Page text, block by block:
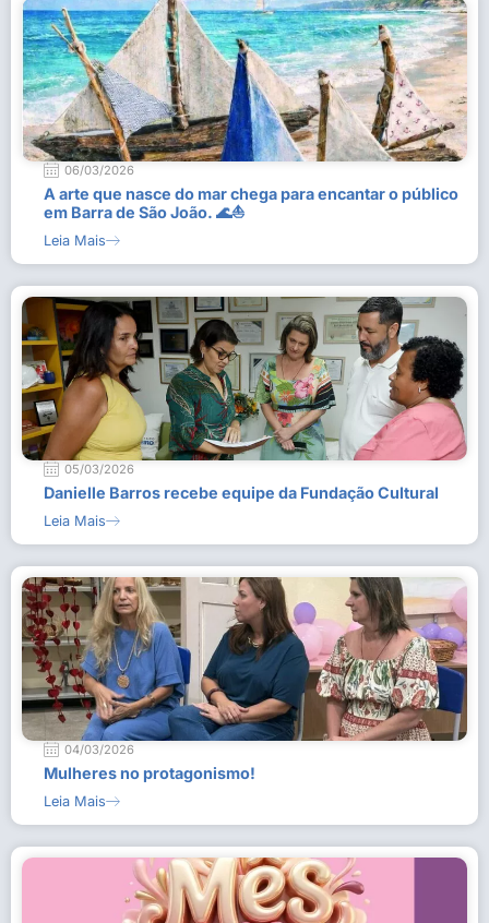
06/03/2026
A arte que nasce do mar chega para encantar o público
em Barra de São João. 🌊⛵
Leia Mais
05/03/2026
Danielle Barros recebe equipe da Fundação Cultural
Leia Mais
04/03/2026
Mulheres no protagonismo!
Leia Mais